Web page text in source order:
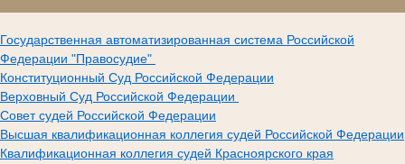
Государственная автоматизированная система Российской
Федерации "Правосудие"
Конституционный Суд Российской Федерации
Верховный Суд Российской Федерации
Совет судей Российской Федерации
Высшая квалификационная коллегия судей Российской Федерации
Квалификационная коллегия судей Красноярского края